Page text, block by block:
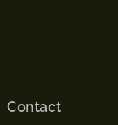
Contact